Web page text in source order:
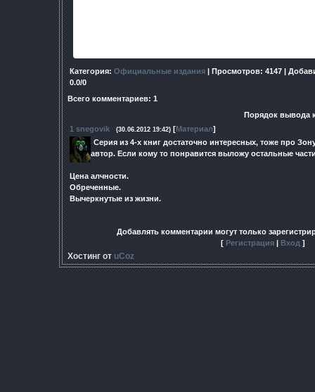
Категория: Официальные издания | Просмотров: 4147 |
0.0/0
Всего комментариев: 1
Порядок вывода
1 snegovik (30.06.2012 19:42) [Материал]
Серия из 4-х книг достаточно интересных, тоже про
автор. Если кому то понравится выложу остальные
Цена алчности.
Обреченные.
Вычеркнутые из жизни.
Добавлять комментарии могут только
[ Регистрация | Вход ]
Хостинг от uCoz